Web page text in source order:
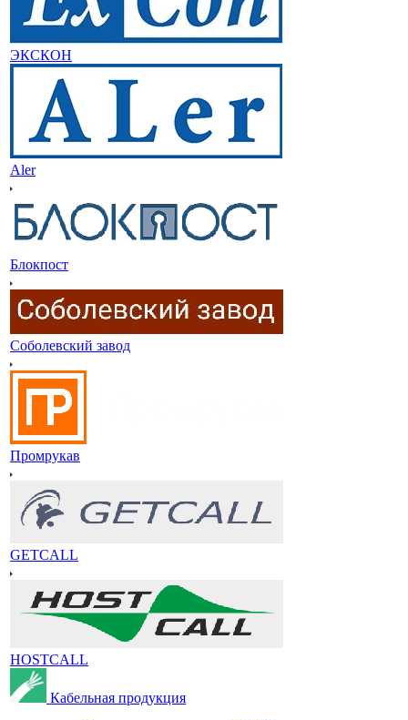
ЭКСКОН
Aler
Блокпост
Соболевский завод
Промрукав
GETCALL
HOSTCALL
Кабельная продукция